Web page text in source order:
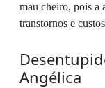
mau cheiro, pois a
transtornos e
Angélica